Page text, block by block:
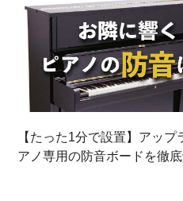
【たった1分で設置】アップ
アノ専用の防音ボードを徹底